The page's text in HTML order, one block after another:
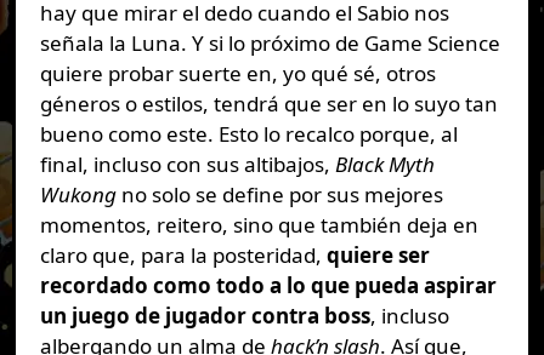
hay que mirar el dedo cuando el Sabio nos
señala la Luna. Y si lo próximo de Game Science
quiere probar suerte en, yo qué sé, otros
géneros o estilos, tendrá que ser en lo suyo tan
bueno como este. Esto lo recalco porque, al
final, incluso con sus altibajos, Black Myth
Wukongno solo se define por sus mejores
momentos, reitero, sino que también deja en
claro que, para la posteridad, quiere ser
recordado como todo a lo que pueda aspirar
un juego de jugador contra boss, incluso
albergando un alma de hack’n slash. Así que,